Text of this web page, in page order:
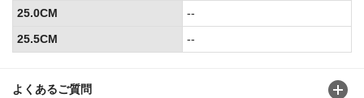
よくあるご質問
25.0CM
--
25.5CM
--